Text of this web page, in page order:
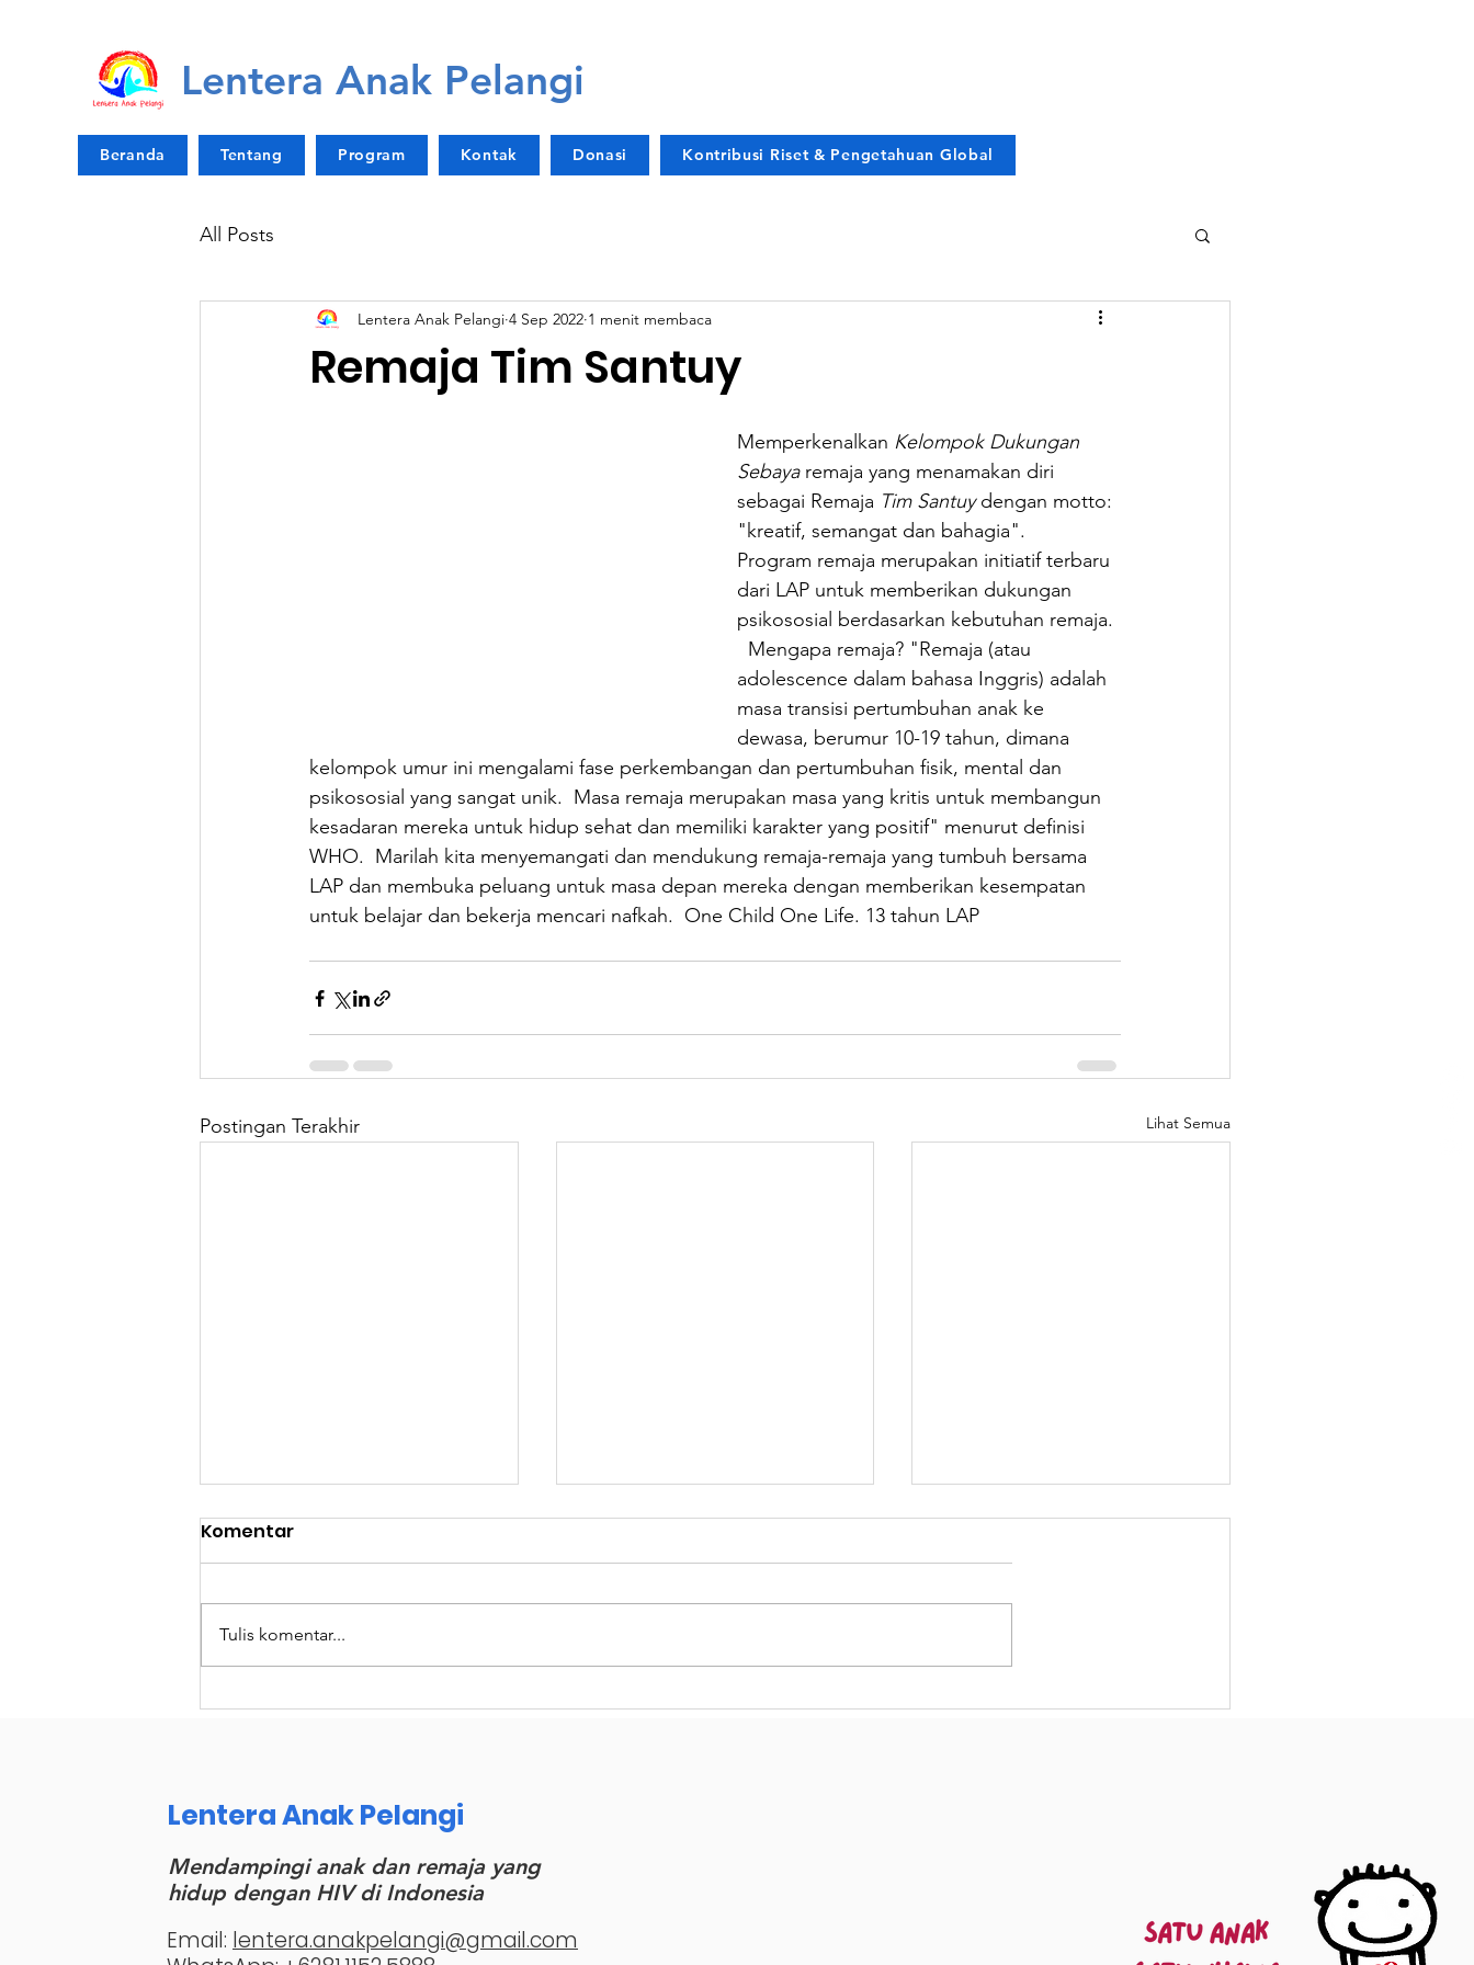
Lentera Anak Pelangi
Beranda Tentang Program Kontak Donasi Kontribusi Riset & Pengetahuan Global
All Posts
Remaja Tim Santuy
Lentera Anak Pelangi 4 Sep 2022 1 menit membaca
Memperkenalkan Kelompok Dukungan
Sebaya remaja yang menamakan diri
sebagai Remaja Tim Santuy dengan motto:
"kreatif, semangat dan bahagia".
Program remaja merupakan initiatif terbaru
dari LAP untuk memberikan dukungan
psikososial berdasarkan kebutuhan remaja.
  Mengapa remaja? "Remaja (atau
adolescence dalam bahasa Inggris) adalah
masa transisi pertumbuhan anak ke
dewasa, berumur 10-19 tahun, dimana
kelompok umur ini mengalami fase perkembangan dan pertumbuhan fisik, mental dan
psikososial yang sangat unik.  Masa remaja merupakan masa yang kritis untuk membangun
kesadaran mereka untuk hidup sehat dan memiliki karakter yang positif" menurut definisi
WHO.  Marilah kita menyemangati dan mendukung remaja-remaja yang tumbuh bersama
LAP dan membuka peluang untuk masa depan mereka dengan memberikan kesempatan
untuk belajar dan bekerja mencari nafkah.  One Child One Life. 13 tahun LAP
Postingan Terakhir Lihat Semua
Dare to Dream: Shaping
Hopes and Dreams:
Supporting Children
Komentar
Tulis komentar...
Lentera Anak Pelangi
Mendampingi anak dan remaja yang
hidup dengan HIV di Indonesia
Email: lentera.anakpelangi@gmail.com